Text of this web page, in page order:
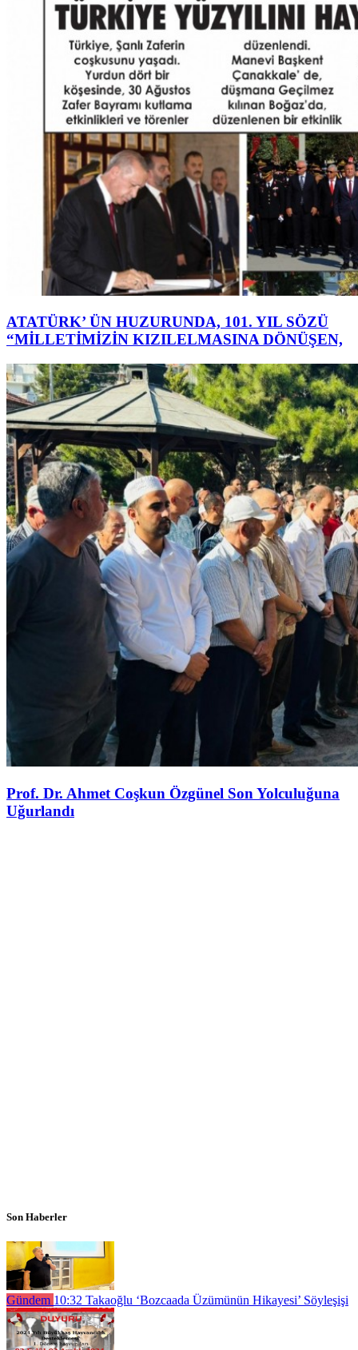
ATATÜRK’ ÜN HUZURUNDA, 101. YIL SÖZÜ
“MİLLETİMİZİN KIZILELMASINA DÖNÜŞEN,
Prof. Dr. Ahmet Coşkun Özgünel Son Yolculuğuna
Uğurlandı
Son Haberler
Gündem 10:32 Takaoğlu ‘Bozcaada Üzümünün Hikayesi’ Söyleşişi